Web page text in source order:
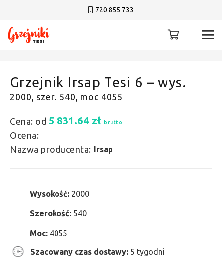
720 855 733
Grzejnik Irsap Tesi 6 – wys.
2000, szer. 540, moc 4055
Cena: od 5 831.64 zł brutto
Ocena:
Nazwa producenta: Irsap
Wysokość: 2000
Szerokość: 540
Moc: 4055
Szacowany czas dostawy: 5 tygodni